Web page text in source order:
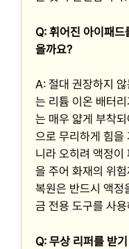
Q: 휘어진 아이패
을까요?
A: 절대 권장하지
는 리튬 이온 배터
는 매우 얇게 부착
으로 무리하게 힘을
니라 오히려 액정이
을 주어 화재의 위
복원은 반드시 액정
금 전용 도구를 사
Q: 무상 리퍼를 받